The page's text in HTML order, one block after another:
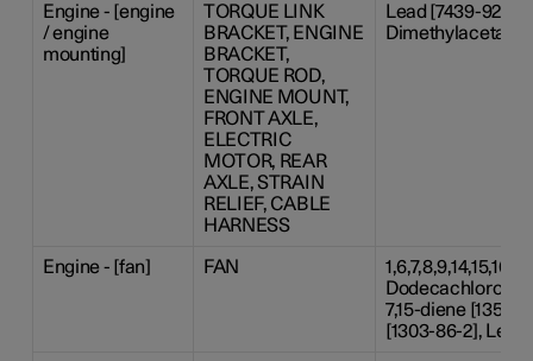
Engine - [engine
/ engine
mounting]
TORQUE LINK
BRACKET, ENGINE
BRACKET,
TORQUE ROD,
ENGINE MOUNT,
FRONT AXLE,
ELECTRIC
MOTOR, REAR
AXLE, STRAIN
RELIEF, CABLE
HARNESS
Lead [7439-92-
Engine - [fan] FAN
7,15-diene
[1303-86-2],